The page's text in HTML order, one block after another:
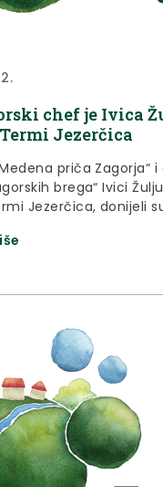
chef je Ivica
Jezerčica
priča Zagorja“ i
brega“ Ivici
Jezerčica, donijeli
natjecanju vrhunskih